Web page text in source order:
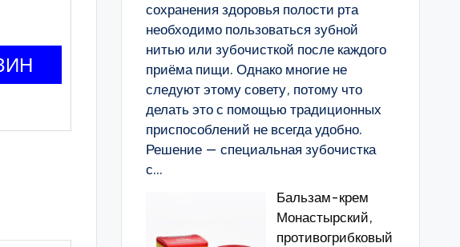
сохранения здоровья полости рта
необходимо пользоваться зубной
нитью или зубочисткой после каждого
приёма пищи. Однако многие не
следуют этому совету, потому что
делать это с помощью традиционных
приспособлений не всегда удобно.
Решение — специальная зубочистка
с...
Бальзам-крем
Монастырский,
противогрибковый